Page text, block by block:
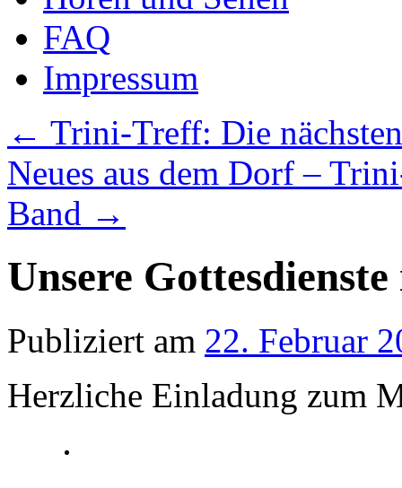
FAQ
Impressum
← Trini-Treff: Die
Neues aus dem Dorf –
Band →
Unsere
Publiziert am 22. Februar
Herzliche Einladung zum